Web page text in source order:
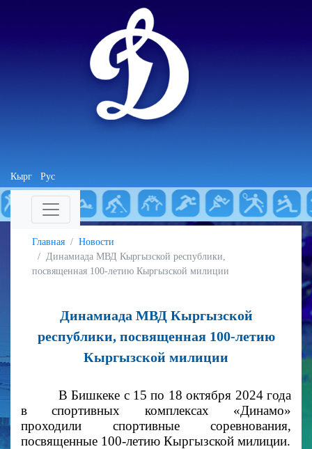
Кырг Рус
Главная
Новости
Динамиада МВД Кыргызской республики,
посвященная 100-летию Кыргызской милиции
Динамиада МВД Кыргызской
республики, посвященная 100-летию
Кыргызской милиции
В Бишкеке с 15 по 18 октября 2024 года
в спортивных комплексах «Динамо»
проходили спортивные соревнования,
посвященные 100-летию Кыргызской милиции.